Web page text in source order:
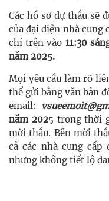
Các hồ sơ dự thầu sẽ
của đại diện nhà cung
chỉ trên vào 11:30
năm 2025.
Mọi yêu cầu làm rõ
thể gửi bằng văn bản
email:
năm 2025 trong thời
mời thầu. Bên mời
cả các nhà cung
nhưng không tiết lộ